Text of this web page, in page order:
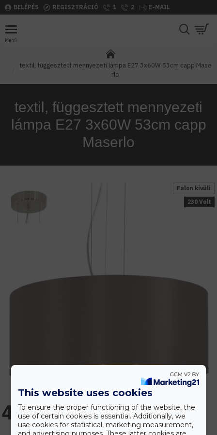
BELÉPÉS REGISZTRÁCIÓ 1 2 E-MAIL
textil, függesztett mennyezeti lámpa E27 3x60W 53cm capp Mase
rlo
textil, függesztett mennyezeti
lámpa E27 3x60W 53cm capp
Maserlo
Falon kívüli
230 Volt
47.989 Ft
This website uses cookies
To ensure the proper functioning of the website, the
use of certain cookies is essential. Additionally, we
use cookies for statistical, marketing measurement,